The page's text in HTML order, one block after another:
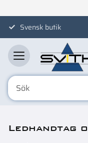
MenySvensk butik
Ledhandtag